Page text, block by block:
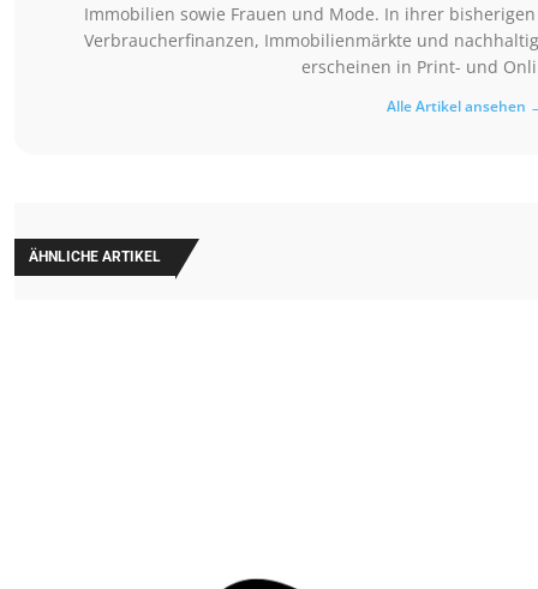
Immobilien sowie Frauen und Mode. In ihrer
Verbraucherfinanzen, Immobilienmärkte und
erscheinen in Print- und
Alle Artikel ansehen
ÄHNLICHE ARTIKEL